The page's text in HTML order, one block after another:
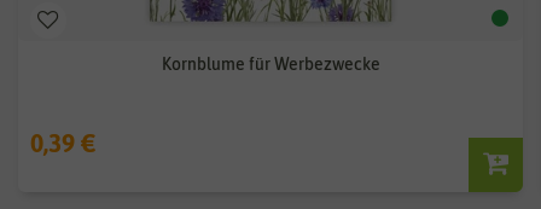
Kornblume für Werbezwecke
0,39 €